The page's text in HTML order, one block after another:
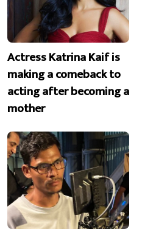
Actress Katrina Kaif is
making a comeback to
acting after becoming a
mother